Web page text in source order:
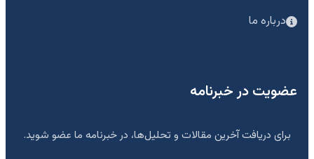
درباره ما
عضویت در خبرنامه
برای دریافت آخرین مقالات و تحلیل‌ها، در خبرنامه ما عضو شوید.